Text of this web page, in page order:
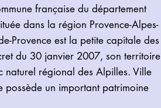
française du département
dans la région Provence-Alpes-
Provence est la petite capitale des
du 30 janvier 2007, son territoire
naturel régional des Alpilles. Ville
possède un important patrimoine